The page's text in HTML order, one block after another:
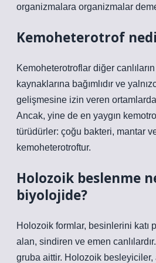
organizmalara organizmalar
Kemoheterotrof
Kemoheterotroflar diğer
kaynaklarına bağımlıdır ve
gelişmesine izin veren
Ancak, yine de en yaygın
türüdürler: çoğu bakteri, mantar
kemoheterotroftur.
Holozoik beslenme
biyolojide?
Holozoik formlar, besinlerini katı
alan, sindiren ve emen
gruba aittir. Holozoik besleyiciler,